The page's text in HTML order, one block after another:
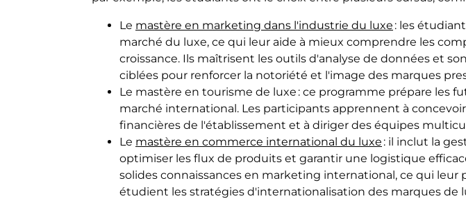
Le mastère en marketing dans l'industrie du luxe : les
marché du luxe, ce qui leur aide à mieux comprendre les
croissance. Ils maîtrisent les outils d'analyse de données et
ciblées pour renforcer la notoriété et l'image des marques
Le mastère en tourisme de luxe : ce programme prépare les
marché international. Les participants apprennent à
financières de l'établissement et à diriger des équipes
Le mastère en commerce international du luxe : il inclut la
optimiser les flux de produits et garantir une logistique
solides connaissances en marketing international, ce qui
étudient les stratégies d'internationalisation des marques